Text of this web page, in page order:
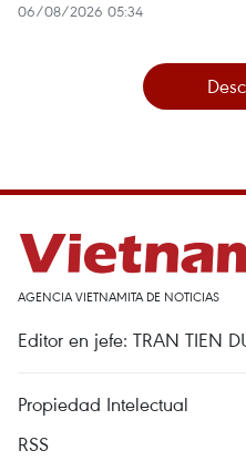
06/08/2026 05:34
AGENCIA VIETNAMITA DE NOTICIAS
Editor en jefe: TRAN TIEN
Propiedad Intelectual
RSS